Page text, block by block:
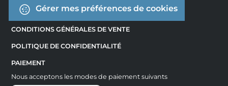
Gérer mes préférences de cookies
CONDITIONS GÉNÉRALES DE VENTE
POLITIQUE DE CONFIDENTIALITÉ
PAIEMENT
Nous acceptons les modes de paiement suivants